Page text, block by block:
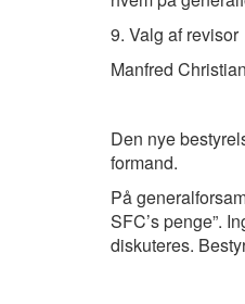
9. Valg af revisor
Manfred
Den nye
formand.
På
SFC’s penge”.
diskuteres.